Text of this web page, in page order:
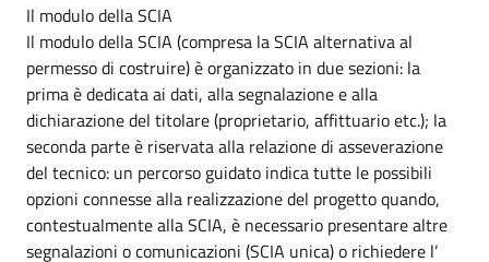
Il modulo della SCIA
Il modulo della SCIA (compresa la SCIA alternativa al
permesso di costruire) è organizzato in due sezioni: la
prima è dedicata ai dati, alla segnalazione e alla
dichiarazione del titolare (proprietario, affittuario etc.); la
seconda parte è riservata alla relazione di asseverazione
del tecnico: un percorso guidato indica tutte le possibili
opzioni connesse alla realizzazione del progetto quando,
contestualmente alla SCIA, è necessario presentare altre
segnalazioni o comunicazioni (SCIA unica) o richiedere l’